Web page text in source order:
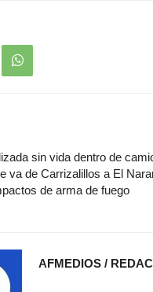
sin vida dentro de
va de Carrizalillos a El
de arma de fuego
AFMEDIOS /